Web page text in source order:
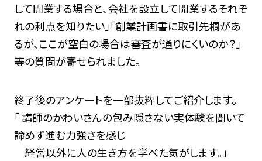
して開業する場合と、会社を設立して開業するそれぞ
れの利点を知りたい」「創業計画書に取引先欄があ
るが、ここが空白の場合は審査が通りにくいのか？」
等の質問が寄せられました。
終了後のアンケートを一部抜粋してご紹介します。
「 講師のかわいさんの包み隠さない実体験を聞いて
諦めず進む力強さを感じ
経営以外に人の生き方を学べた気がします。」